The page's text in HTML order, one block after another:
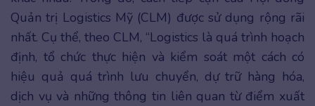
Quản trị Logistics Mỹ (CLM) được sử dụng rộng rãi
nhất. Cụ thể, theo CLM, “Logistics là quá trình hoạch
định, tổ chức thực hiện và kiểm soát một cách có
hiệu quả quá trình lưu chuyển, dự trữ hàng hóa,
dịch vụ và những thông tin liên quan từ điểm xuất